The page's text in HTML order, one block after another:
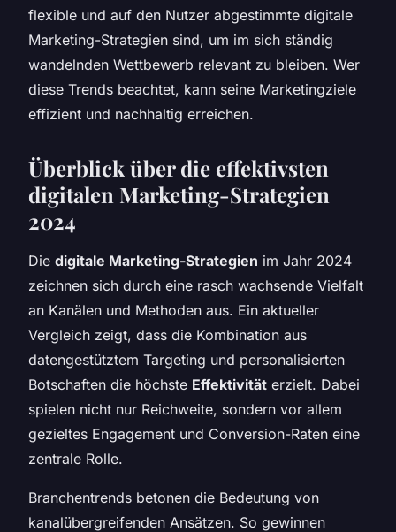
flexible und auf den Nutzer abgestimmte digitale
Marketing-Strategien sind, um im sich ständig
wandelnden Wettbewerb relevant zu bleiben. Wer
diese Trends beachtet, kann seine Marketingziele
effizient und nachhaltig erreichen.
Überblick über die effektivsten
digitalen Marketing-Strategien
2024
Die digitale Marketing-Strategien im Jahr 2024
zeichnen sich durch eine rasch wachsende Vielfalt
an Kanälen und Methoden aus. Ein aktueller
Vergleich zeigt, dass die Kombination aus
datengestütztem Targeting und personalisierten
Botschaften die höchste Effektivität erzielt. Dabei
spielen nicht nur Reichweite, sondern vor allem
gezieltes Engagement und Conversion-Raten eine
zentrale Rolle.
Branchentrends betonen die Bedeutung von
kanalübergreifenden Ansätzen. So gewinnen